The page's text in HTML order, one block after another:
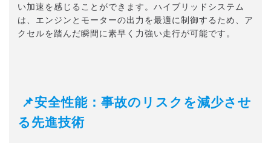
い加速を感じることができます。ハイブリッドシステム
は、エンジンとモーターの出力を最適に制御するため、ア
クセルを踏んだ瞬間に素早く力強い走行が可能です。
📌安全性能：事故のリスクを減少させ
る先進技術